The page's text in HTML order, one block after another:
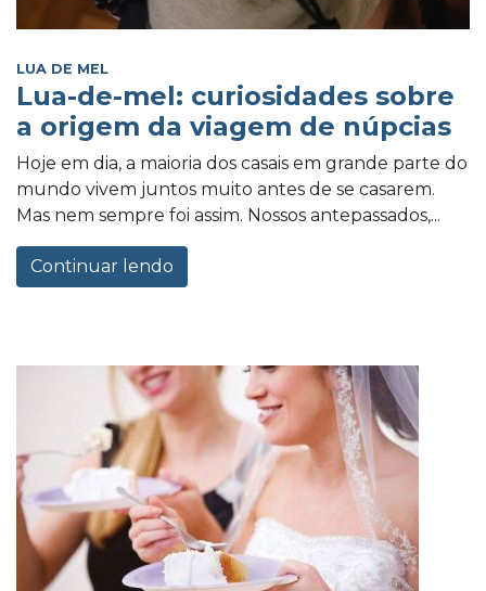
LUA DE MEL
Lua-de-mel: curiosidades sobre
a origem da viagem de núpcias
Hoje em dia, a maioria dos casais em grande parte do
mundo vivem juntos muito antes de se casarem.
Mas nem sempre foi assim. Nossos antepassados,...
Continuar lendo